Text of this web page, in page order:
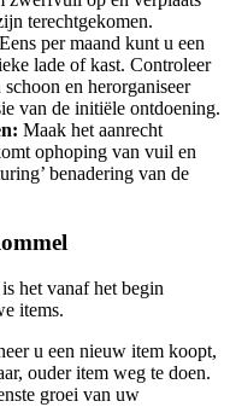
terechtgekomen.
Eens per maand kunt u een
lade of kast. Controleer
en herorganiseer
van de initiële ontdoening.
Maak het aanrecht
ophoping van vuil en
benadering van de
het vanaf het begin
items.
u een nieuw item koopt,
ouder item weg te doen.
groei van uw